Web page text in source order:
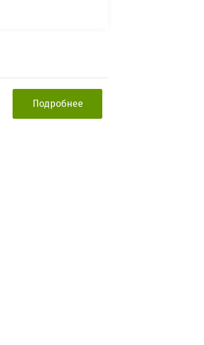
Подробнее